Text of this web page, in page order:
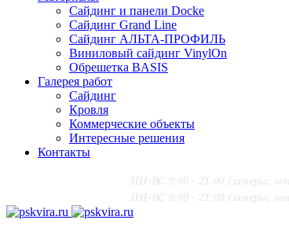
Сайдинг и панели Docke
Сайдинг Grand Line
Сайдинг АЛЬТА-ПРОФИЛЬ
Виниловый сайдинг VinylOn
Обрешетка BASIS
Галерея работ
Сайдинг
Кровля
Коммерческие объекты
Интересные решения
Контакты